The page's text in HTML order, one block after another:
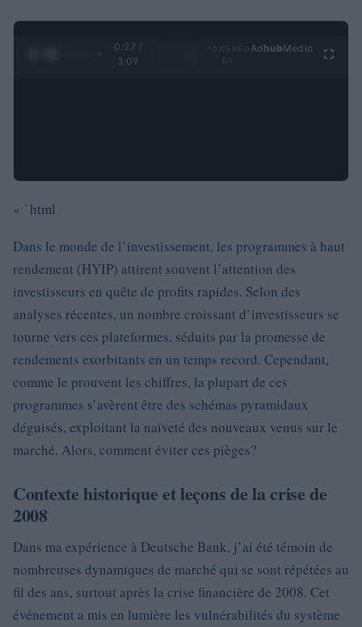
0:28 /
3:09
Ad hubMedia
« `html
Dans le monde de l’investissement, les programmes à haut
rendement (HYIP) attirent souvent l’attention des
investisseurs en quête de profits rapides. Selon des
analyses récentes, un nombre croissant d’investisseurs se
tourne vers ces plateformes, séduits par la promesse de
rendements exorbitants en un temps record. Cependant,
comme le prouvent les chiffres, la plupart de ces
programmes s’avèrent être des schémas pyramidaux
déguisés, exploitant la naïveté des nouveaux venus sur le
marché. Alors, comment éviter ces pièges?
Contexte historique et leçons de la crise de
2008
Dans ma expérience à Deutsche Bank, j’ai été témoin de
nombreuses dynamiques de marché qui se sont répétées au
fil des ans, surtout après la crise financière de 2008. Cet
événement a mis en lumière les vulnérabilités du système